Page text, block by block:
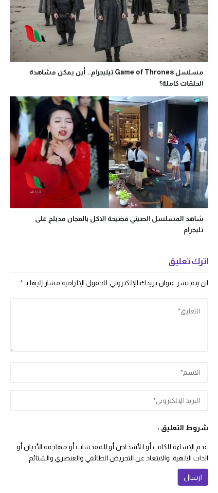
مسلسل Game of Thrones تيليجرام.. أين يمكن مشاهدة
الحلقات كاملة؟
شاهد المسلسل الصيني فضيحة الاكل بالمجان مدبلج على
تليجرام
اترك تعليق
لن يتم نشر عنوان بريدك الإلكتروني. الحقول الإلزامية مشار إليها بـ *
شروط التعليق :
عدم الإساءة للكاتب أو للأشخاص أو للمقدسات أو مهاجمة الأديان أو
الذات الالهية. والابتعاد عن التحريض الطائفي والعنصري والشتائم.